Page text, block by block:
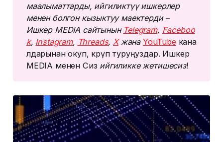
маалыматтарды, ийгиликтүү ишкерлер
менен болгон кызыктуу маектерди –
Ишкер MEDIA сайтынын Telegram, Faceboo
k, Instagram, Threads, Х жана YouTube кана
лдарынан окуп, көрүп туруңуздар. Ишкер
MEDIA менен Сиз ийгиликке жетишесиз!